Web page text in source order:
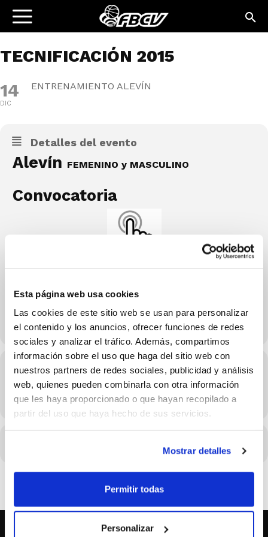
Esta página web usa cookies
Las cookies de este sitio web se usan para personalizar
el contenido y los anuncios, ofrecer funciones de redes
sociales y analizar el tráfico. Además, compartimos
información sobre el uso que haga del sitio web con
nuestros partners de redes sociales, publicidad y análisis
web, quienes pueden combinarla con otra información
que les haya proporcionado o que hayan recopilado a
partir del uso que haya hecho de sus servicios.
Mostrar detalles
Permitir todas
Personalizar
TECNIFICACIÓN 2015
14
DIC
ENTRENAMIENTO ALEVÍN
Detalles del evento
Alevín FEMENINO y MASCULINO
Convocatoria
Hora
14/12/2025 Consulta el horario en los detalles del evento
(GMT+02:00)
CALENDARIO GOOGLE